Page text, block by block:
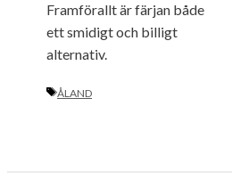
Framförallt är färjan både
ett smidigt och billigt
alternativ.
ETIKETTER
ÅLAND